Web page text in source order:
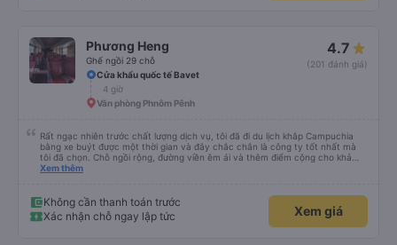
Phương Heng
Ghế ngồi 29 chỗ
4.7
(201 đánh giá)
Cửa khẩu quốc tế Bavet
4 giờ
Văn phòng Phnôm Pênh
Rất ngạc nhiên trước chất lượng dịch vụ, tôi đã đi du lịch khắp Campuchia
bằng xe buýt được một thời gian và đây chắc chắn là công ty tốt nhất mà
tôi đã chọn. Chỗ ngồi rộng, đường viền êm ái và thêm điểm cộng cho khả
năng nằm. (Bạn có thể không hiểu mọi chuyện xảy ra ở biên giới, với hộ
Xem thêm
Không cần thanh toán trước
Xác nhận chỗ ngay lập tức
Xem giá